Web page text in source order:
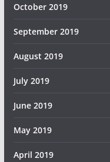
October 2019
September 2019
August 2019
July 2019
June 2019
May 2019
April 2019